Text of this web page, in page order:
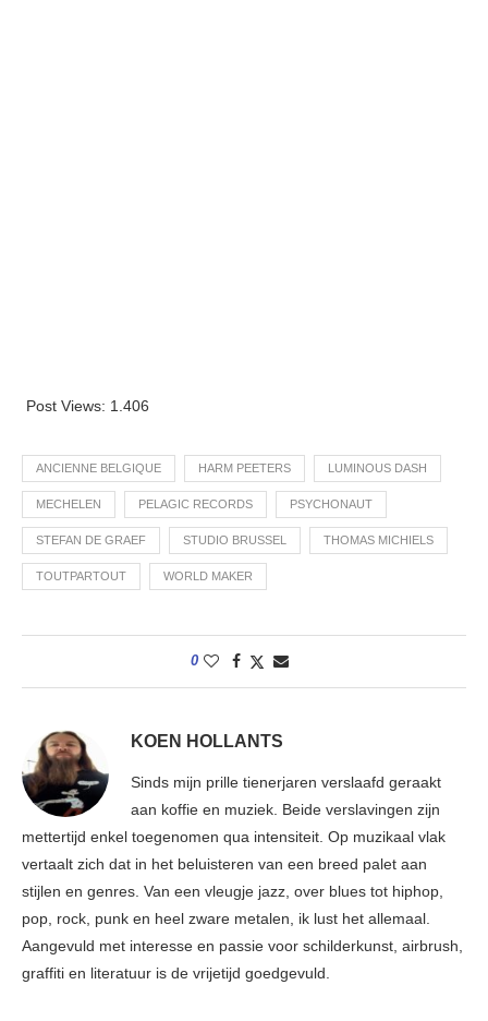
Post Views: 1.406
ANCIENNE BELGIQUE HARM PEETERS LUMINOUS DASH
MECHELEN PELAGIC RECORDS PSYCHONAUT
STEFAN DE GRAEF STUDIO BRUSSEL THOMAS MICHIELS
TOUTPARTOUT WORLD MAKER
0
KOEN HOLLANTS
Sinds mijn prille tienerjaren verslaafd geraakt
aan koffie en muziek. Beide verslavingen zijn
mettertijd enkel toegenomen qua intensiteit. Op muzikaal vlak
vertaalt zich dat in het beluisteren van een breed palet aan
stijlen en genres. Van een vleugje jazz, over blues tot hiphop,
pop, rock, punk en heel zware metalen, ik lust het allemaal.
Aangevuld met interesse en passie voor schilderkunst, airbrush,
graffiti en literatuur is de vrijetijd goedgevuld.